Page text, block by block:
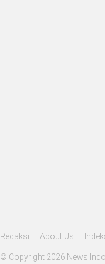
Redaksi About Us
© Copyright 2026 News